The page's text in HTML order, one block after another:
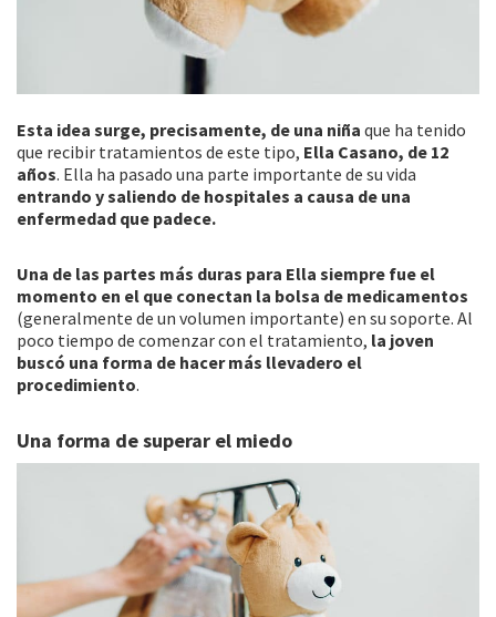
Esta idea surge, precisamente, de una niña que ha tenido
que recibir tratamientos de este tipo, Ella Casano, de 12
años. Ella ha pasado una parte importante de su vida
entrando y saliendo de hospitales a causa de una
enfermedad que padece.
Una de las partes más duras para Ella siempre fue el
momento en el que conectan la bolsa de medicamentos
(generalmente de un volumen importante) en su soporte. Al
poco tiempo de comenzar con el tratamiento, la joven
buscó una forma de hacer más llevadero el
procedimiento.
Una forma de superar el miedo